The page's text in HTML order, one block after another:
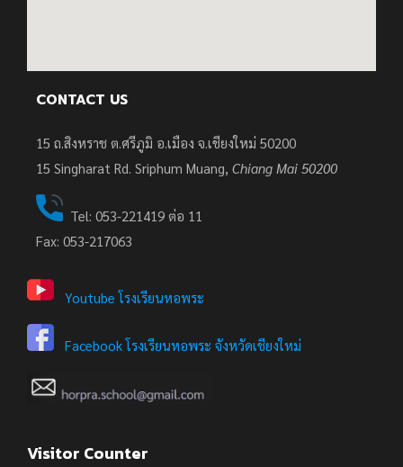
CONTACT US
15 ถ.สิงหราช ต.ศรีภูมิ อ.เมือง จ.เชียงใหม่ 50200
15 Singharat Rd. Sriphum Muang, Chiang Mai 50200
Tel: 053-221419 ต่อ 11
Fax: 053-217063
Youtube โรงเรียนหอพระ
Facebook โรงเรียนหอพระ จังหวัดเชียงใหม่
Visitor Counter